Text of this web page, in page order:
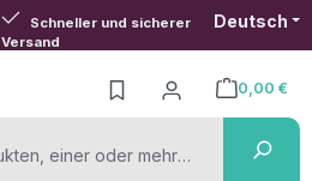
Schneller und sicherer
Versand
Deutsch
0,00 €
Warenkorb